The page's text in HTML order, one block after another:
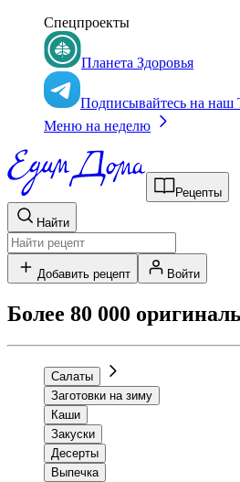
Спецпроекты
Планета Здоровья
Подписывайтесь на наш
Меню на неделю
Рецепты
Найти
Добавить рецепт Войти
Более 80 000
Салаты
Заготовки на зиму
Каши
Закуски
Десерты
Выпечка